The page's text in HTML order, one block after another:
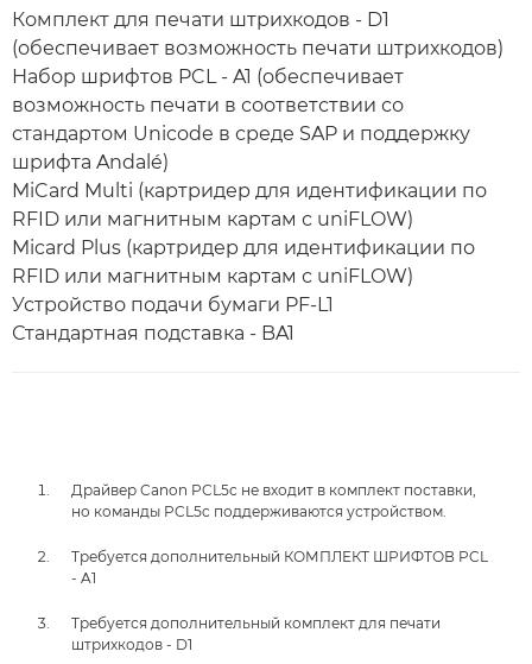
Комплект для печати штрихкодов - D1
(обеспечивает возможность печати штрихкодов)
Набор шрифтов PCL - A1 (обеспечивает
возможность печати в соответствии со
стандартом Unicode в среде SAP и поддержку
шрифта Andalé)
MiCard Multi (картридер для идентификации по
RFID или магнитным картам с uniFLOW)
Micard Plus (картридер для идентификации по
RFID или магнитным картам с uniFLOW)
Устройство подачи бумаги PF-L1
Стандартная подставка - BA1
Драйвер Canon PCL5c не входит в комплект поставки,
но команды PCL5c поддерживаются устройством.
Требуется дополнительный КОМПЛЕКТ ШРИФТОВ PCL
- A1
Требуется дополнительный комплект для печати
штрихкодов - D1